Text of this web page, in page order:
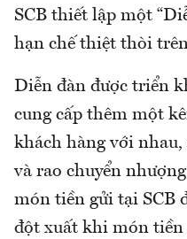
SCB thiết lập một
hạn chế thiệt thòi
Diễn đàn được triển
cung cấp thêm một
khách hàng với
và rao chuyển
món tiền gửi tại SCB
đột xuất khi món tiền